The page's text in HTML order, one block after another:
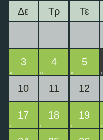
Δε Τρ Τε
3 4 5
10 11 12
17 18 19